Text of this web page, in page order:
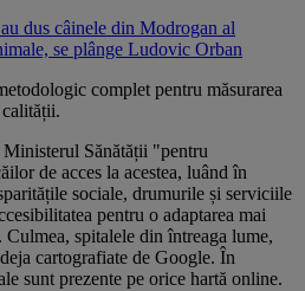
dus câinele din Modrogan al
se plânge Ludovic Orban
complet pentru măsurarea
Sănătății "pentru
de acces la acestea, luând în
sociale, drumurile și serviciile
pentru o adaptarea mai
spitalele din întreaga lume,
cartografiate de Google. În
sunt prezente pe orice hartă online.